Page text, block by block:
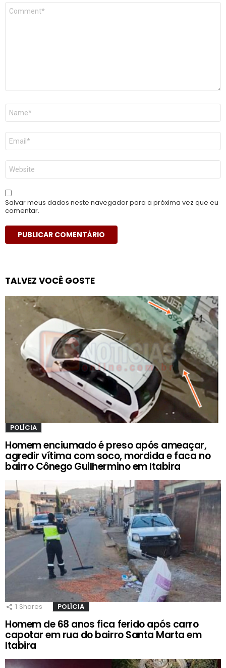
Comentário
Nome
E-
mail
*
Site
Salvar meus dados neste navegador para a próxima vez que eu
comentar.
TALVEZ VOCÊ GOSTE
POLÍCIA
Homem enciumado é preso após ameaçar,
agredir vítima com soco, mordida e faca no
bairro Cônego Guilhermino em Itabira
1 Shares POLÍCIA
Homem de 68 anos fica ferido após carro
capotar em rua do bairro Santa Marta em
Itabira